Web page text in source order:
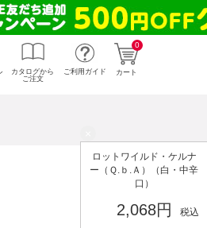
0
カート
カタログから
ご注文
ご利用ガイド
ロットワイルド・ケルナ
ー（Ｑ.ｂ.Ａ）（白・中辛
口）
2,068円 税込